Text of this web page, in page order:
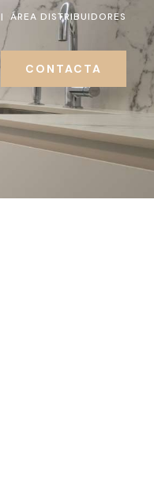
| ÁREA DISTRIBUIDORES
CONTACTA